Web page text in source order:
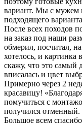
вариант. Мы с мужем
подходящего
После всех походов
на заказ под наши
обмерил, посчитал,
хотелось, и картинка
скажу, что это самый
вписалась и цвет
Примерно через 2
красавицу!
помучиться с
получился отменный.
Большое всем